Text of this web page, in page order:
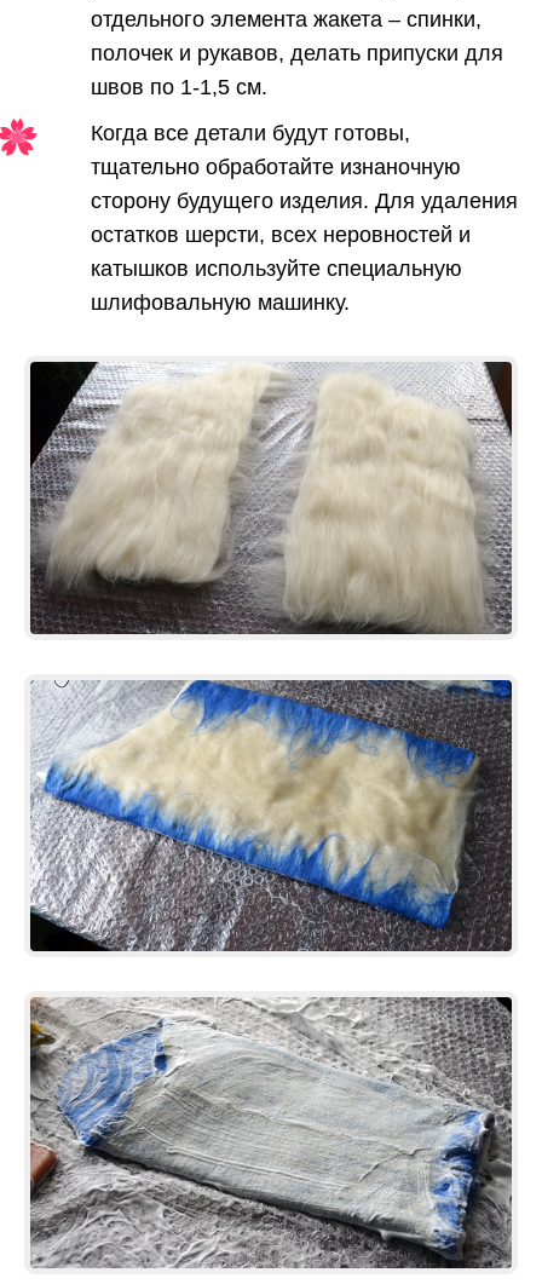
отдельного элемента жакета – спинки,
полочек и рукавов, делать припуски для
швов по 1-1,5 см.
Когда все детали будут готовы,
тщательно обработайте изнаночную
сторону будущего изделия. Для удаления
остатков шерсти, всех неровностей и
катышков используйте специальную
шлифовальную машинку.